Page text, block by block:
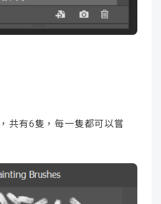
共有6隻，每一隻都可以嘗